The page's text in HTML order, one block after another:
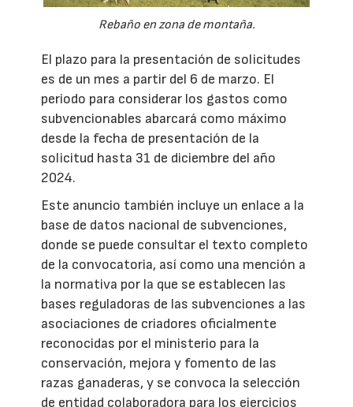
Rebaño en zona de montaña.
El plazo para la presentación de solicitudes
es de un mes a partir del 6 de marzo. El
periodo para considerar los gastos como
subvencionables abarcará como máximo
desde la fecha de presentación de la
solicitud hasta 31 de diciembre del año
2024.
Este anuncio también incluye un enlace a la
base de datos nacional de subvenciones,
donde se puede consultar el texto completo
de la convocatoria, así como una mención a
la normativa por la que se establecen las
bases reguladoras de las subvenciones a las
asociaciones de criadores oficialmente
reconocidas por el ministerio para la
conservación, mejora y fomento de las
razas ganaderas, y se convoca la selección
de entidad colaboradora para los ejercicios